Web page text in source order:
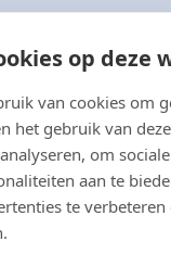
op deze
van cookies om
het gebruik van
om sociale
aan te
te verbeteren